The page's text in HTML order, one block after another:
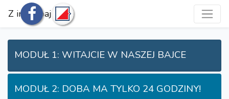
Z innej bajki
MODUŁ 1: WITAJCIE W NASZEJ BAJCE
MODUŁ 2: DOBA MA TYLKO 24 GODZINY!